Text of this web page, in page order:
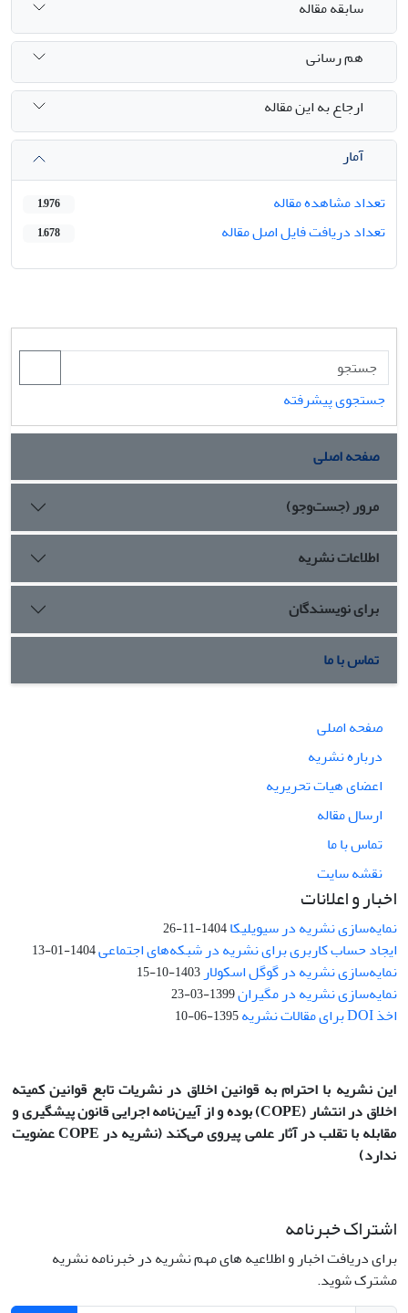
سابقه مقاله
هم رسانی
ارجاع به این مقاله
آمار
تعداد مشاهده مقاله
1,976
تعداد دریافت فایل اصل مقاله 1,678
جستجوی پیشرفته
صفحه اصلی
مرور (جست‌وجو)
اطلاعات نشریه
برای نویسندگان
تماس با ما
صفحه اصلی
درباره نشریه
اعضای هیات تحریریه
ارسال مقاله
تماس با ما
نقشه سایت
اخبار و اعلانات
نمایه‌سازی نشریه در سیویلیکا1404-11-26
ایجاد حساب کاربری برای نشریه در شبکه‌های اجتماعی1404-01-13
نمایه‌سازی نشریه در گوگل اسکولار 1403-10-15
نمایه‌سازی نشریه در مگیران1399-03-23
اخذ DOI برای مقالات نشریه 1395-06-10
این نشریه با احترام به قوانین اخلاق در نشریات تابع قوانین کمیته
اخلاق در انتشار(COPE)بوده و از آیین‌نامه اجرایی قانون پیشگیری و
مقابله با تقلب در آثار علمی پیروی می‌کند (نشریه در COPE عضویت
ندارد)
اشتراک خبرنامه
برای دریافت اخبار و اطلاعیه های مهم نشریه در خبرنامه نشریه
مشترک شوید.